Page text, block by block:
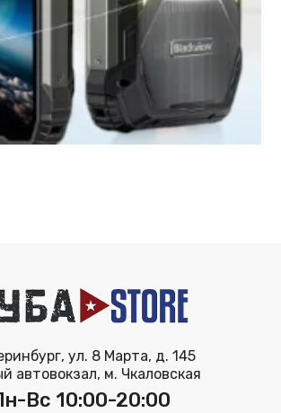
ул. 8 Марта, д. 145
автовокзал, м. Чкаловская
Вс 10:00-20:00